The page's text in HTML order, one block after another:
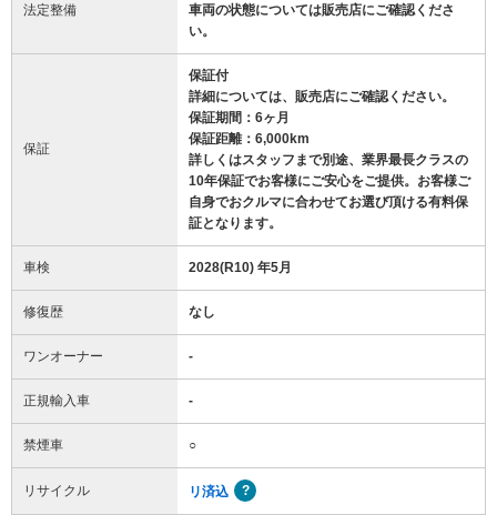
法定整備
車両の状態については販売店にご確認くださ
い。
保証
保証付
詳細については、販売店にご確認ください。
保証期間：6ヶ月
保証距離：6,000km
詳しくはスタッフまで別途、業界最長クラスの
10年保証でお客様にご安心をご提供。お客様ご
自身でおクルマに合わせてお選び頂ける有料保
証となります。
車検 2028(R10) 年5月
修復歴 なし
ワンオーナー -
正規輸入車 -
禁煙車 ○
リサイクル リ済込